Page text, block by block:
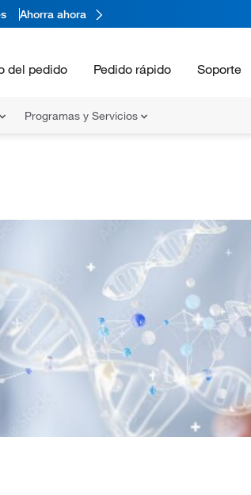
Ahorra ahora
del pedido Pedido rápido Soporte
Programas y Servicios